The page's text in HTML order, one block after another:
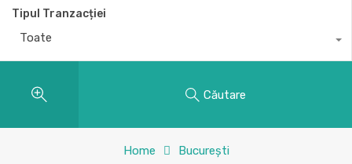
Tipul Tranzacției
Toate
Căutare
Home București